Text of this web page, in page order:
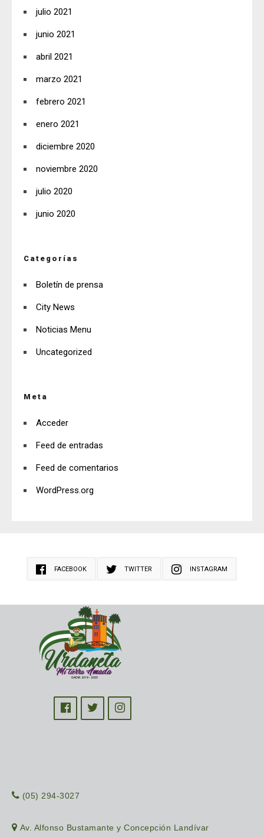
julio 2021
junio 2021
abril 2021
marzo 2021
febrero 2021
enero 2021
diciembre 2020
noviembre 2020
julio 2020
junio 2020
Categorías
Boletín de prensa
City News
Noticias Menu
Uncategorized
Meta
Acceder
Feed de entradas
Feed de comentarios
WordPress.org
FACEBOOK TWITTER INSTAGRAM
(05) 294-3027
Av. Alfonso Bustamante y Concepción Landívar